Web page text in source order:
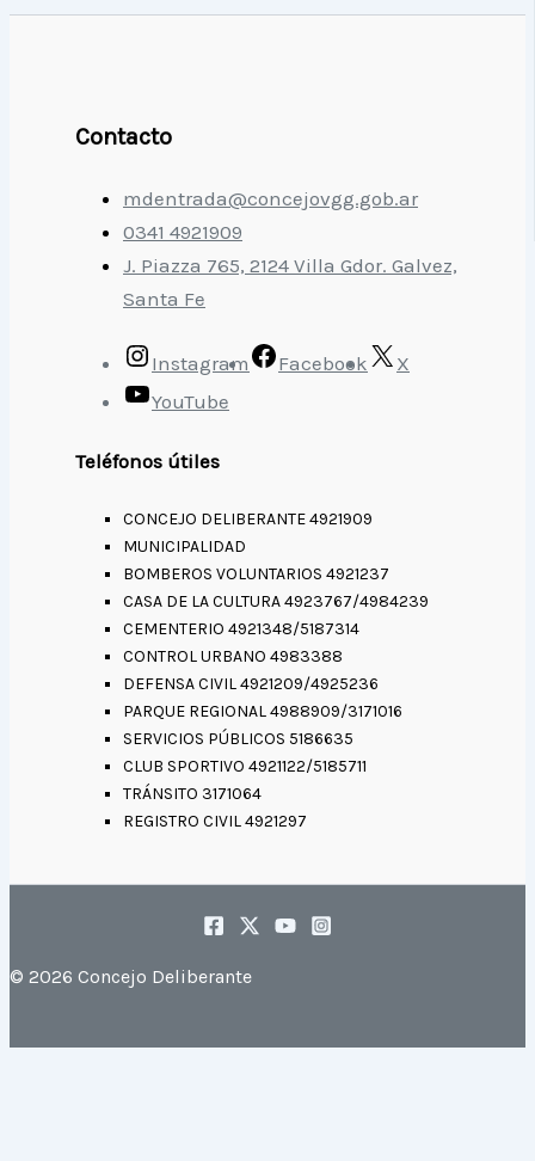
Contacto
mdentrada@concejovgg.gob.ar
0341 4921909
J. Piazza 765, 2124 Villa Gdor. Galvez,
Santa Fe
Instagram Facebook
X
YouTube
Teléfonos útiles
CONCEJO DELIBERANTE 4921909
MUNICIPALIDAD
BOMBEROS VOLUNTARIOS 4921237
CASA DE LA CULTURA 4923767/4984239
CEMENTERIO 4921348/5187314
CONTROL URBANO 4983388
DEFENSA CIVIL 4921209/4925236
PARQUE REGIONAL 4988909/3171016
SERVICIOS PÚBLICOS 5186635
CLUB SPORTIVO 4921122/5185711
TRÁNSITO 3171064
REGISTRO CIVIL 4921297
© 2026 Concejo Deliberante